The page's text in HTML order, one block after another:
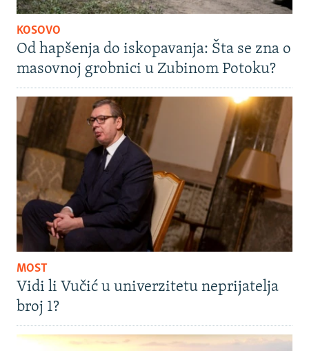
KOSOVO
Od hapšenja do iskopavanja: Šta se zna o
masovnoj grobnici u Zubinom Potoku?
MOST
Vidi li Vučić u univerzitetu neprijatelja
broj 1?